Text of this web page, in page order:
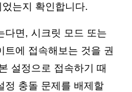
는지 확인합니다.
다면, 시크릿 모드 또는
트에 접속해보는 것을 권
설정으로 접속하기 때
정 충돌 문제를 배제할